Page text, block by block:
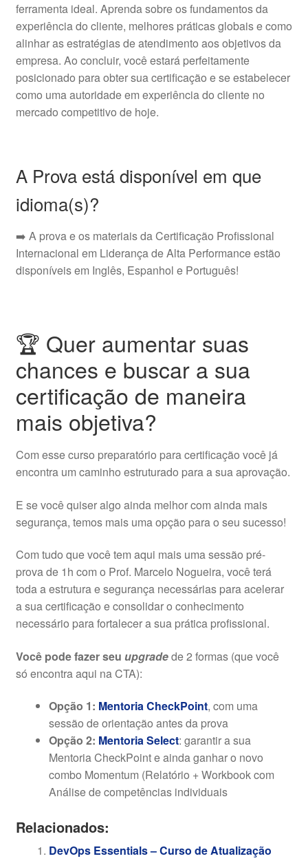
ferramenta ideal. Aprenda sobre os fundamentos da
experiência do cliente, melhores práticas globais e como
alinhar as estratégias de atendimento aos objetivos da
empresa. Ao concluir, você estará perfeitamente
posicionado para obter sua certificação e se estabelecer
como uma autoridade em experiência do cliente no
mercado competitivo de hoje.
A Prova está disponível em que
idioma(s)?
➡️ A prova e os materiais da Certificação Profissional
Internacional em Liderança de Alta Performance estão
disponíveis em Inglês, Espanhol e Português!
🏆 Quer aumentar suas
chances e buscar a sua
certificação de maneira
mais objetiva?
Com esse curso preparatório para certificação você já
encontra um caminho estruturado para a sua aprovação.
E se você quiser algo ainda melhor com ainda mais
segurança, temos mais uma opção para o seu sucesso!
Com tudo que você tem aqui mais uma sessão pré-
prova de 1h com o Prof. Marcelo Nogueira, você terá
toda a estrutura e segurança necessárias para acelerar
a sua certificação e consolidar o conhecimento
necessário para fortalecer a sua prática profissional.
Você pode fazer seu upgradede 2 formas (que você
só encontra aqui na CTA):
Opção 1: Mentoria CheckPoint, com uma
sessão de orientação antes da prova
Opção 2: Mentoria Select: garantir a sua
Mentoria CheckPoint e ainda ganhar o novo
combo Momentum (Relatório + Workbook com
Análise de competências individuais
Relacionados:
DevOps Essentials – Curso de Atualização